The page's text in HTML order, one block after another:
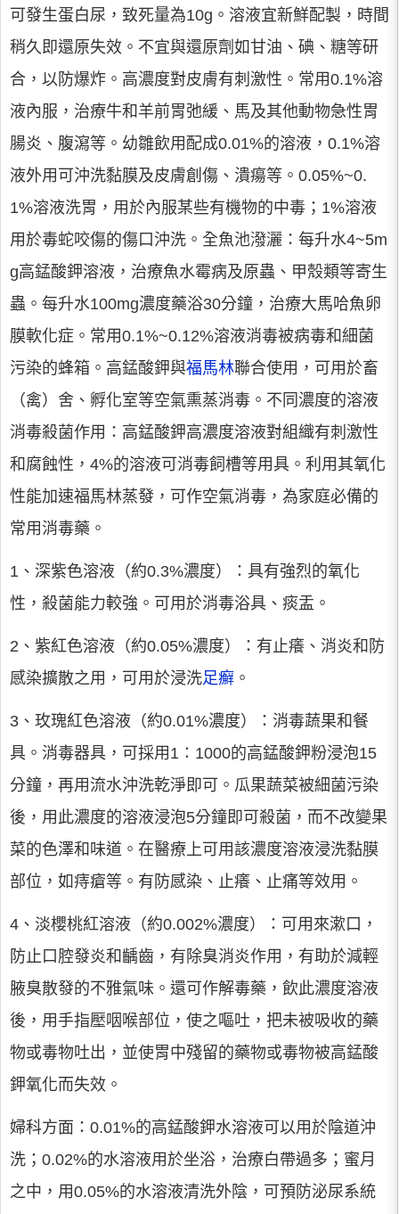
可發生蛋白尿，致死量為10g。溶液宜新鮮配製，時間
稍久即還原失效。不宜與還原劑如甘油、碘、糖等研
合，以防爆炸。高濃度對皮膚有刺激性。常用0.1%溶
液內服，治療牛和羊前胃弛緩、馬及其他動物急性胃
腸炎、腹瀉等。幼雛飲用配成0.01%的溶液，0.1%溶
液外用可沖洗黏膜及皮膚創傷、潰瘍等。0.05%~0.
1%溶液洗胃，用於內服某些有機物的中毒；1%溶液
用於毒蛇咬傷的傷口沖洗。全魚池潑灑：每升水4~5m
g高錳酸鉀溶液，治療魚水霉病及原蟲、甲殼類等寄生
蟲。每升水100mg濃度藥浴30分鐘，治療大馬哈魚卵
膜軟化症。常用0.1%~0.12%溶液消毒被病毒和細菌
污染的蜂箱。高錳酸鉀與福馬林聯合使用，可用於畜
（禽）舍、孵化室等空氣熏蒸消毒。不同濃度的溶液
消毒殺菌作用：高錳酸鉀高濃度溶液對組織有刺激性
和腐蝕性，4%的溶液可消毒飼槽等用具。利用其氧化
性能加速福馬林蒸發，可作空氣消毒，為家庭必備的
常用消毒藥。
1、深紫色溶液（約0.3%濃度）：具有強烈的氧化
性，殺菌能力較強。可用於消毒浴具、痰盂。
2、紫紅色溶液（約0.05%濃度）：有止癢、消炎和防
感染擴散之用，可用於浸洗足癬 。
3、玫瑰紅色溶液（約0.01%濃度）：消毒蔬果和餐
具。消毒器具，可採用1∶1000的高錳酸鉀粉浸泡15
分鐘，再用流水沖洗乾淨即可。瓜果蔬菜被細菌污染
後，用此濃度的溶液浸泡5分鐘即可殺菌，而不改變果
菜的色澤和味道。在醫療上可用該濃度溶液浸洗黏膜
部位，如痔瘡等。有防感染、止癢、止痛等效用。
4、淡櫻桃紅溶液（約0.002%濃度）：可用來漱口，
防止口腔發炎和齲齒，有除臭消炎作用，有助於減輕
腋臭散發的不雅氣味。還可作解毒藥，飲此濃度溶液
後，用手指壓咽喉部位，使之嘔吐，把未被吸收的藥
物或毒物吐出，並使胃中殘留的藥物或毒物被高錳酸
鉀氧化而失效。
婦科方面：0.01%的高錳酸鉀水溶液可以用於陰道沖
洗；0.02%的水溶液用於坐浴，治療白帶過多；蜜月
之中，用0.05%的水溶液清洗外陰，可預防泌尿系統